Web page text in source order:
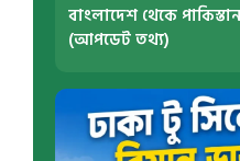
বাংলাদেশ থেকে
(আপডেট তথ্য)